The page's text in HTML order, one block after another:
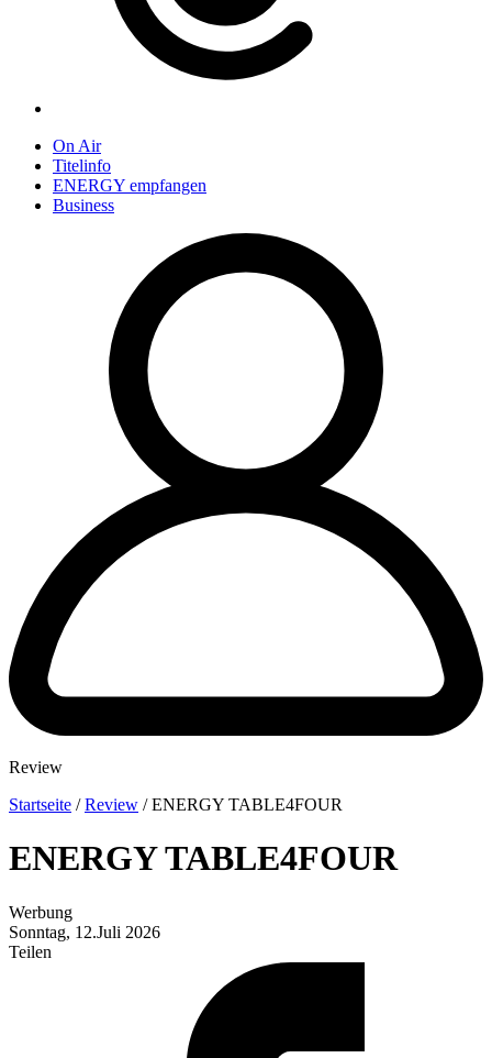
On Air
Titelinfo
ENERGY empfangen
Business
Review
Startseite /Review /ENERGY TABLE4FOUR
ENERGY TABLE4FOUR
Werbung
Sonntag, 12.Juli 2026
Teilen